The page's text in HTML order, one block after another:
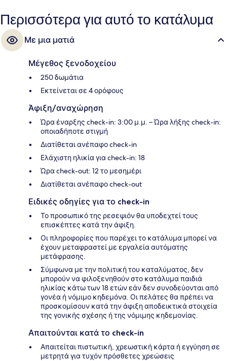
Άλλες παροχές που προσφέρονται σε αυτό το ξενοδοχείο
(πολυτελείας) είναι 3 μπαρ/lounge, δωρεάν κλαμπ για παιδιά και
μπαρ δίπλα στην πισίνα. Άλλοι ταξιδιώτες λένε καλά πράγματα για
το εξυπηρετικό προσωπικό και τη συνολική κατάσταση του
καταλύματος.
Περισσότερα για αυτό το κατάλυμα
Με μια ματιά
Μέγεθος ξενοδοχείου
250 δωμάτια
Εκτείνεται σε 4 ορόφους
Άφιξη/αναχώρηση
Ώρα έναρξης check-in: 3:00 μ.μ. – Ώρα λήξης check-in:
οποιαδήποτε στιγμή
Διατίθεται ανέπαφο check-in
Ελάχιστη ηλικία για check-in: 18
Ώρα check-out: 12 το μεσημέρι
Διατίθεται ανέπαφο check-out
Ειδικές οδηγίες για το check-in
Το προσωπικό της ρεσεψιόν θα υποδεχτεί τους
επισκέπτες κατά την άφιξη.
Οι πληροφορίες που παρέχει το κατάλυμα μπορεί να
έχουν μεταφραστεί με εργαλεία αυτόματης
μετάφρασης.
Σύμφωνα με την πολιτική του καταλύματος, δεν
μπορούν να φιλοξενηθούν στο κατάλυμα παιδιά
ηλικίας κάτω των 18 ετών εάν δεν συνοδεύονται από
γονέα ή νόμιμο κηδεμόνα. Οι πελάτες θα πρέπει να
προσκομίσουν κατά την άφιξη αποδεικτικά στοιχεία
της γονικής σχέσης ή της νόμιμης κηδεμονίας.
Απαιτούνται κατά το check-in
Απαιτείται πιστωτική, χρεωστική κάρτα ή εγγύηση σε
μετρητά για τυχόν πρόσθετες χρεώσεις